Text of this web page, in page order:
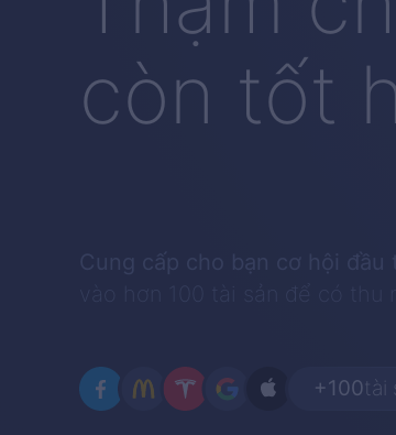
còn tốt
Cung cấp cho bạn cơ hội đầu
vào hơn 100 tài sản để có thu
+100tài